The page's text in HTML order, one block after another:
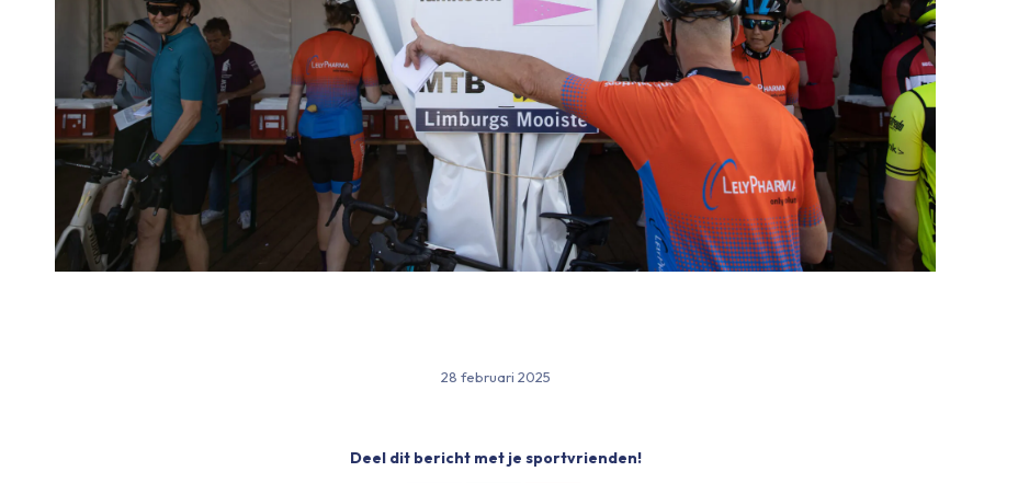
28 februari 2025
Deel dit bericht met je sportvrienden!